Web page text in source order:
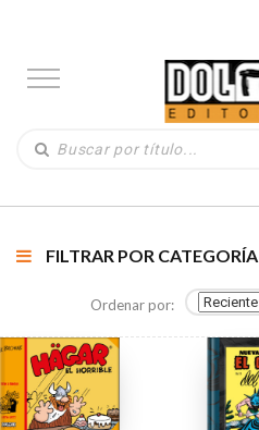
FILTRAR POR CATEGORÍA
Ordenar por: